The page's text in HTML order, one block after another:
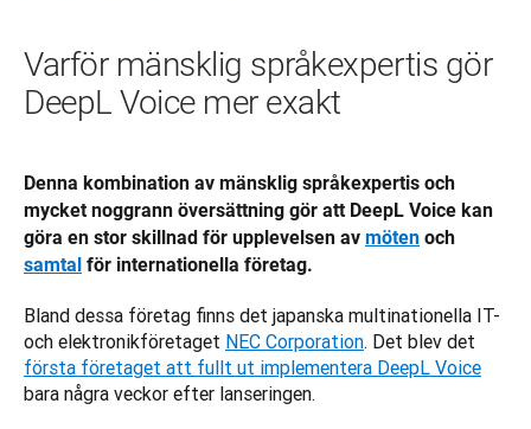
Varför mänsklig språkexpertis gör
DeepL Voice mer exakt
Denna kombination av mänsklig språkexpertis och
mycket noggrann översättning gör att DeepL Voice kan
göra en stor skillnad för upplevelsen av möten
samtal för internationella företag.
Bland dessa företag finns det japanska multinationella IT-
och elektronikföretaget NEC Corporation
första företaget att fullt ut implementera DeepL Voice
bara några veckor efter lanseringen.